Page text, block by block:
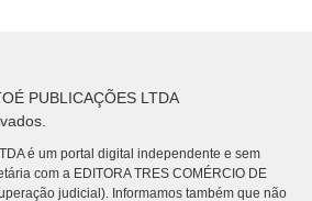
PUBLICAÇÕES LTDA
é um portal digital independente e sem
com a EDITORA TRES COMÉRCIO DE
judicial). Informamos também que não